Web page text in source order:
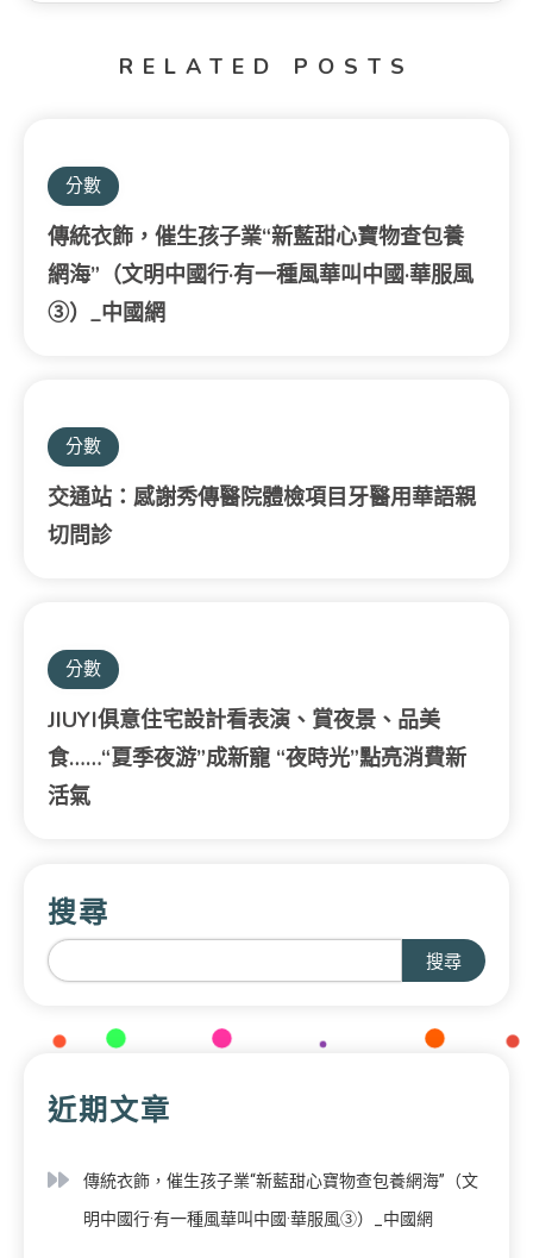
RELATED POSTS
分數
傳統衣飾，催生孩子業“新藍甜心寶物查包養
網海”（文明中國行·有一種風華叫中國·華服風
③）_中國網
分數
交通站：感謝秀傳醫院體檢項目牙醫用華語親
切問診
分數
JIUYI俱意住宅設計看表演、賞夜景、品美
食……“夏季夜游”成新寵 “夜時光”點亮消費新
活氣
搜尋
搜尋
近期文章
傳統衣飾，催生孩子業“新藍甜心寶物查包養網海”（文
明中國行·有一種風華叫中國·華服風③）_中國網